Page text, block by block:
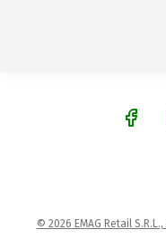
© 2026 EMAG Retail S.R.L.,